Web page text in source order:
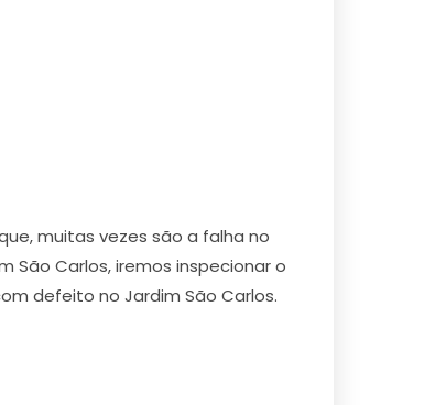
muitas vezes são a falha no
Carlos, iremos inspecionar o
defeito no Jardim São Carlos.